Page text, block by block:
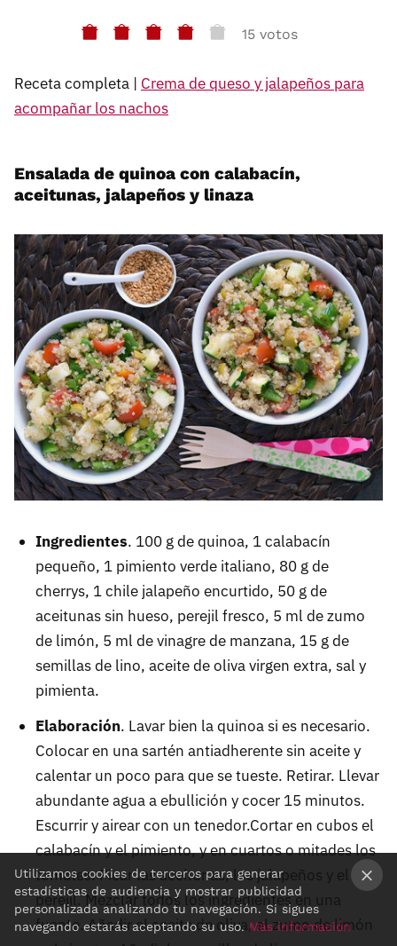
15 votos
Receta completa | Crema de queso y jalapeños para
acompañar los nachos
Ensalada de quinoa con calabacín,
aceitunas, jalapeños y linaza
Ingredientes. 100 g de quinoa, 1 calabacín
pequeño, 1 pimiento verde italiano, 80 g de
cherrys, 1 chile jalapeño encurtido, 50 g de
aceitunas sin hueso, perejil fresco, 5 ml de zumo
de limón, 5 ml de vinagre de manzana, 15 g de
semillas de lino, aceite de oliva virgen extra, sal y
pimienta.
Elaboración. Lavar bien la quinoa si es necesario.
Colocar en una sartén antiadherente sin aceite y
calentar un poco para que se tueste. Retirar. Llevar
abundante agua a ebullición y cocer 15 minutos.
Escurrir y airear con un tenedor.Cortar en cubos el
calabacín y el pimiento, y en cuartos o mitades los
tomates. Picar las aceitunas, los jalapeños y el
perejil. Mezclar todos los ingredientes en una
fuente. Añadir el aceite de oliva, el zumo de limón
Utilizamos cookies de terceros para generar
estadísticas de audiencia y mostrar publicidad
personalizada analizando tu navegación. Si sigues
navegando estarás aceptando su uso. Más información